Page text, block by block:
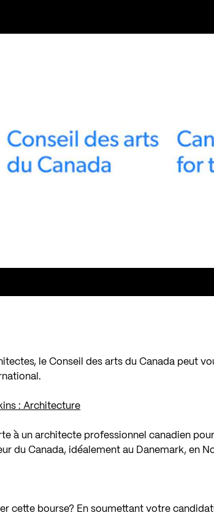
le Conseil des arts du Canada peut
: Architecture
à un architecte professionnel canadien
du Canada, idéalement au Danemark, en
cette bourse? En soumettant votre